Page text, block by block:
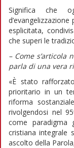
Significa che
esplicitata,
che superi le
– Come s’articola
parla di una vera
«È stato
prioritario in un
riforma
rivolgendosi nel
come paradigma
cristiana integrale
ascolto della